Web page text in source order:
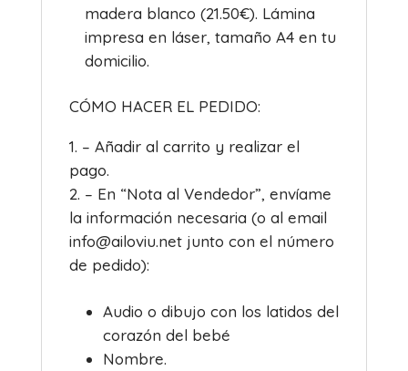
madera blanco (21.50€). Lámina
impresa en láser, tamaño A4 en tu
domicilio.
CÓMO HACER EL PEDIDO:
– Añadir al carrito y realizar el
pago.
– En “Nota al Vendedor”, envíame
la información necesaria (o al email
info@ailoviu.net junto con el número
de pedido):
Audio o dibujo con los latidos del
corazón del bebé
Nombre.